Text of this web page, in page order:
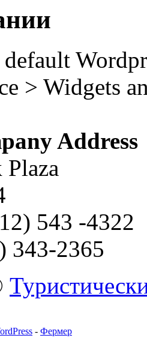
default
> Widgets
Address
543 -4322
343-2365
- Фермер